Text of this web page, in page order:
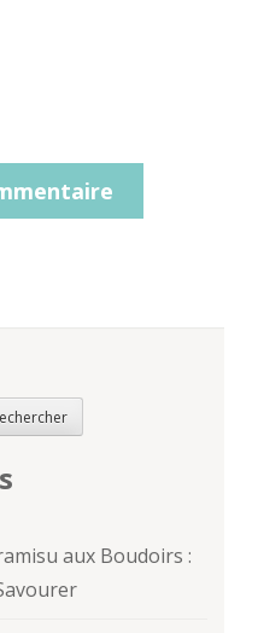
aux Boudoirs :